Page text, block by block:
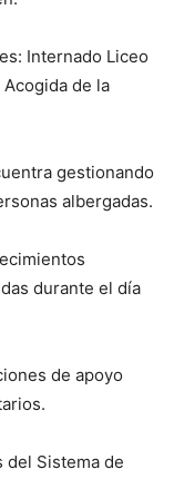
Internado Liceo
de la
gestionando
albergadas.
durante el día
de apoyo
del Sistema de